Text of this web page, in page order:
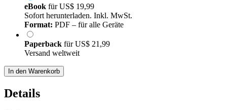
eBook fürUS$ 19,99
Sofort herunterladen. Inkl. MwSt.
Format: PDF – für alle Geräte
Paperback fürUS$ 21,99
Versand weltweit
In den Warenkorb
Details